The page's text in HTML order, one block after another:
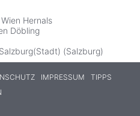
Hernals
Döbling
(Salzburg)
IMPRESSUM
TIPPS